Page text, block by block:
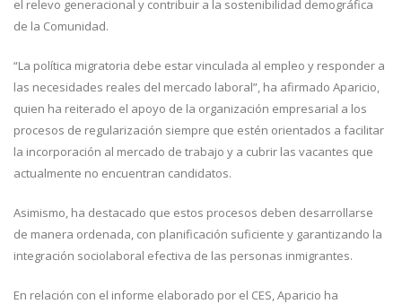
el relevo generacional y contribuir a la sostenibilidad demográfica
de la Comunidad.
“La política migratoria debe estar vinculada al empleo y responder a
las necesidades reales del mercado laboral”, ha afirmado Aparicio,
quien ha reiterado el apoyo de la organización empresarial a los
procesos de regularización siempre que estén orientados a facilitar
la incorporación al mercado de trabajo y a cubrir las vacantes que
actualmente no encuentran candidatos.
Asimismo, ha destacado que estos procesos deben desarrollarse
de manera ordenada, con planificación suficiente y garantizando la
integración sociolaboral efectiva de las personas inmigrantes.
En relación con el informe elaborado por el CES, Aparicio ha